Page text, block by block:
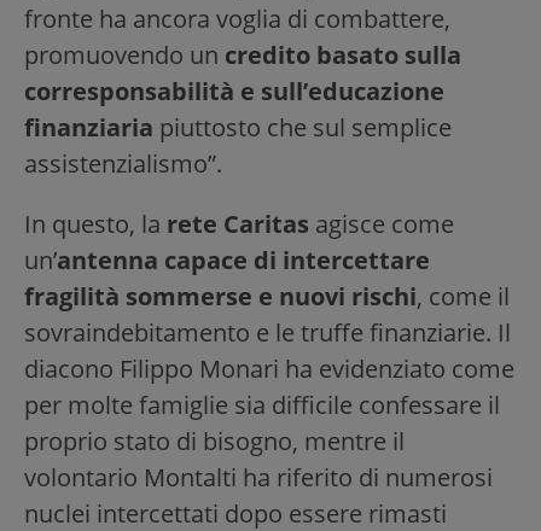
fronte ha ancora voglia di combattere,
promuovendo un credito basato sulla
corresponsabilità e sull’educazione
finanziaria piuttosto che sul semplice
assistenzialismo”.
In questo, la rete Caritas agisce come
un’antenna capace di intercettare
fragilità sommerse e nuovi rischi, come il
sovraindebitamento e le truffe finanziarie. Il
diacono Filippo Monari ha evidenziato come
per molte famiglie sia difficile confessare il
proprio stato di bisogno, mentre il
volontario Montalti ha riferito di numerosi
nuclei intercettati dopo essere rimasti